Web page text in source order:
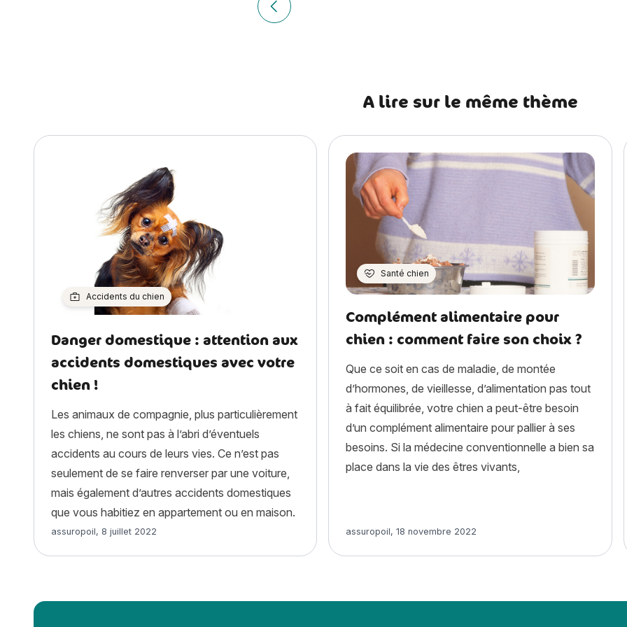
de
Article précédent Chien Lion, Horoscope du mois
A lire sur le même thème
Accidents du chien
Danger domestique : attention aux
accidents domestiques avec votre
chien !
Les animaux de compagnie, plus particulièrement
les chiens, ne sont pas à l’abri d’éventuels
accidents au cours de leurs vies. Ce n’est pas
seulement de se faire renverser par une voiture,
mais également d’autres accidents domestiques
que vous habitiez en appartement ou en maison.
Article rédigé par
assuropoil, 8 juillet 2022
Santé chien
Complément alimentaire pour
chien : comment faire son choix ?
Que ce soit en cas de maladie, de montée
d’hormones, de vieillesse, d’alimentation pas tout
à fait équilibrée, votre chien a peut-être besoin
d’un complément alimentaire pour pallier à ses
besoins. Si la médecine conventionnelle a bien sa
place dans la vie des êtres vivants,
Article rédigé par
assuropoil,18 novembre 2022